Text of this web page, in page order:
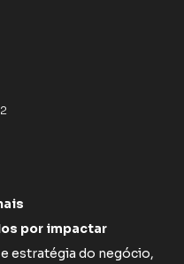
por impactar
estratégia do negócio,